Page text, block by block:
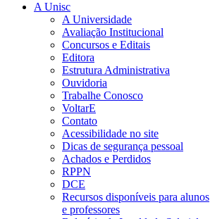
A Unisc
A Universidade
Avaliação Institucional
Concursos e Editais
Editora
Estrutura Administrativa
Ouvidoria
Trabalhe Conosco
VoltarE
Contato
Acessibilidade no site
Dicas de segurança pessoal
Achados e Perdidos
RPPN
DCE
Recursos disponíveis para alunos
e professores